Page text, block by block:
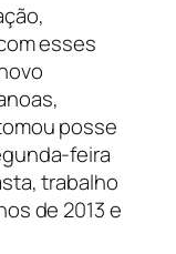
esses
posse
feira
trabalho
de 2013 e